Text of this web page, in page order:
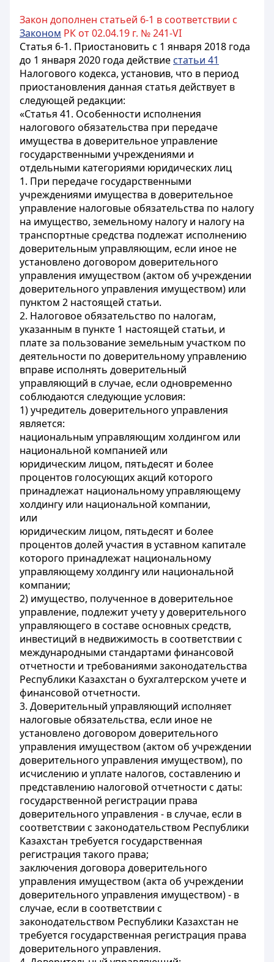
Закон дополнен статьей 6-1 в соответствии с
Законом РК от 02.04.19 г. № 241-VI
Статья 6-1. Приостановить с 1 января 2018 года
до 1 января 2020 года действие статьи 41
Налогового кодекса, установив, что в период
приостановления данная статья действует в
следующей редакции:
«Статья 41. Особенности исполнения
налогового обязательства при передаче
имущества в доверительное управление
государственными учреждениями и
отдельными категориями юридических лиц
1. При передаче государственными
учреждениями имущества в доверительное
управление налоговые обязательства по налогу
на имущество, земельному налогу и налогу на
транспортные средства подлежат исполнению
доверительным управляющим, если иное не
установлено договором доверительного
управления имуществом (актом об учреждении
доверительного управления имуществом) или
пунктом 2 настоящей статьи.
2. Налоговое обязательство по налогам,
указанным в пункте 1 настоящей статьи, и
плате за пользование земельным участком по
деятельности по доверительному управлению
вправе исполнять доверительный
управляющий в случае, если одновременно
соблюдаются следующие условия:
1) учредитель доверительного управления
является:
национальным управляющим холдингом или
национальной компанией или
юридическим лицом, пятьдесят и более
процентов голосующих акций которого
принадлежат национальному управляющему
холдингу или национальной компании,
или
юридическим лицом, пятьдесят и более
процентов долей участия в уставном капитале
которого принадлежат национальному
управляющему холдингу или национальной
компании;
2) имущество, полученное в доверительное
управление, подлежит учету у доверительного
управляющего в составе основных средств,
инвестиций в недвижимость в соответствии с
международными стандартами финансовой
отчетности и требованиями законодательства
Республики Казахстан о бухгалтерском учете и
финансовой отчетности.
3. Доверительный управляющий исполняет
налоговые обязательства, если иное не
установлено договором доверительного
управления имуществом (актом об учреждении
доверительного управления имуществом), по
исчислению и уплате налогов, составлению и
представлению налоговой отчетности с даты:
государственной регистрации права
доверительного управления - в случае, если в
соответствии с законодательством Республики
Казахстан требуется государственная
регистрация такого права;
заключения договора доверительного
управления имуществом (акта об учреждении
доверительного управления имуществом) - в
случае, если в соответствии с
законодательством Республики Казахстан не
требуется государственная регистрация права
доверительного управления.